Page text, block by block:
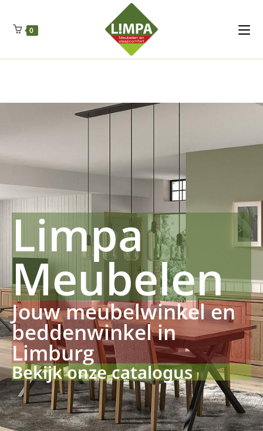
Regenschut
Drueckerpro
Fettsauren Dekemax Kapselmed
Luftkuhlen Zauberfan Netzfenste Insektensc
0
Limpa
Meubelen
Jouw meubelwinkel en
beddenwinkel in
Limburg
Bekijk onze catalogus